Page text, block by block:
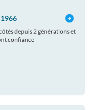
depuis 2 générations et
confiance